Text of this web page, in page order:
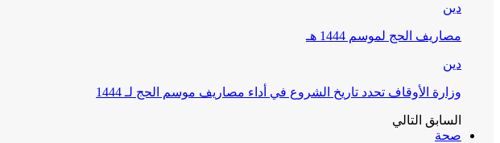
دين
مصاريف الحج لموسم 1444 هـ
دين
وزارة الأوقاف تحدد تاريخ الشروع في أداء مصاريف موسم الحج لـ 1444
السابق التالي
صحة